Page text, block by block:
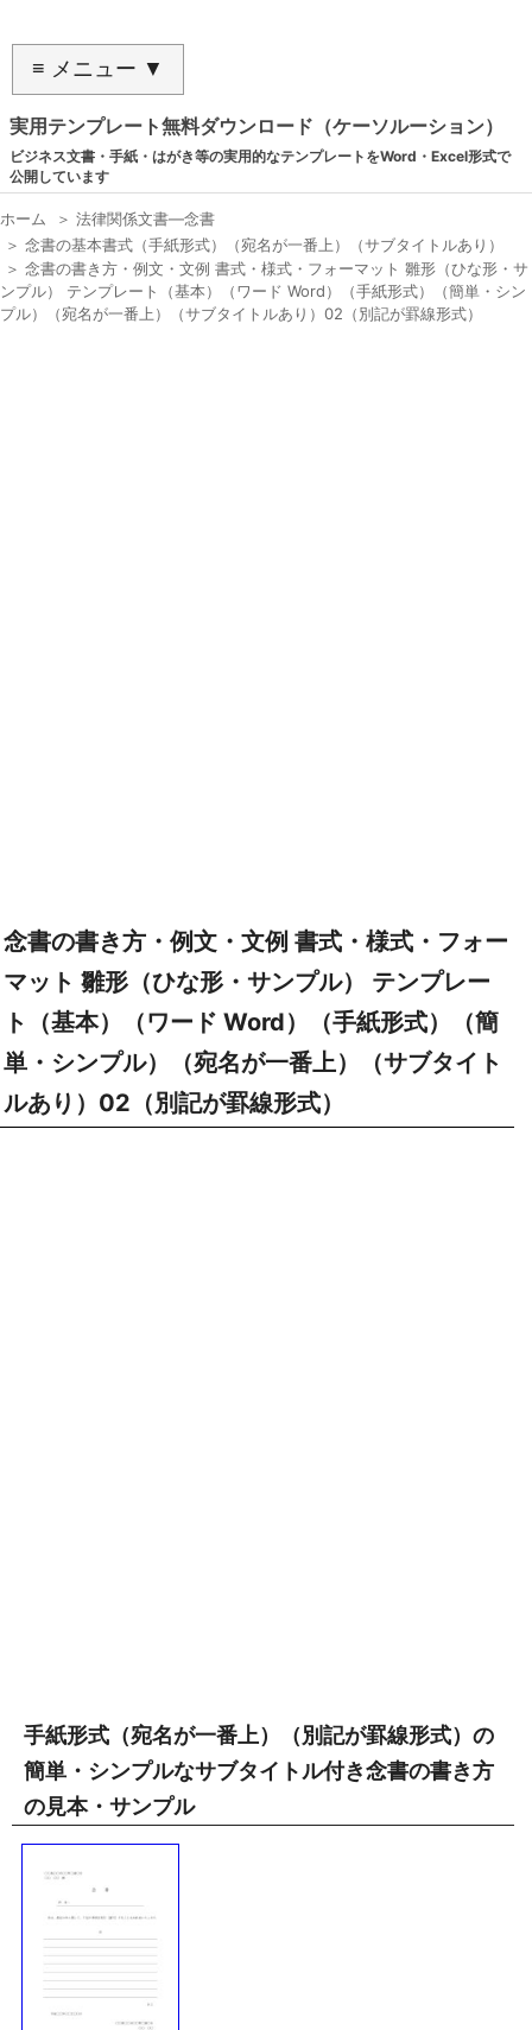
≡ メニュー ▼
実用テンプレート無料ダウンロード（ケーソルーション）
ビジネス文書・手紙・はがき等の実用的なテンプレートをWord・Excel形式で
公開しています
ホーム ＞ 法律関係文書―念書
＞ 念書の基本書式（手紙形式）（宛名が一番上）（サブタイトルあり）
＞ 念書の書き方・例文・文例 書式・様式・フォーマット 雛形（ひな形・サ
ンプル） テンプレート（基本）（ワード Word）（手紙形式）（簡単・シン
プル）（宛名が一番上）（サブタイトルあり）02（別記が罫線形式）
念書の書き方・例文・文例 書式・様式・フォー
マット 雛形（ひな形・サンプル） テンプレー
ト（基本）（ワード Word）（手紙形式）（簡
単・シンプル）（宛名が一番上）（サブタイト
ルあり）02（別記が罫線形式）
手紙形式（宛名が一番上）（別記が罫線形式）の
簡単・シンプルなサブタイトル付き念書の書き方
の見本・サンプル